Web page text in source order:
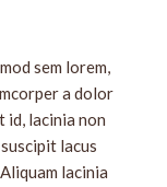
sem lorem,
a dolor
id, lacinia non
lacus
lacinia